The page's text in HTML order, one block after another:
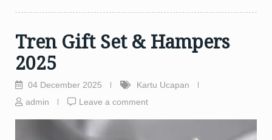
Tren Gift Set & Hampers
2025
04 December 2025
Kartu Ucapan
admin
Leave a comment